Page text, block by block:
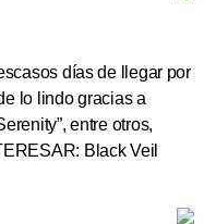
días de llegar por
lo lindo gracias a
entre otros,
Black Veil